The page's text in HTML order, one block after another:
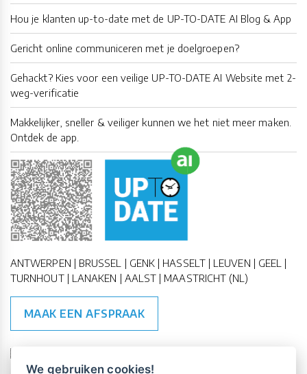
Hou je klanten up-to-date met de UP-TO-DATE AI Blog & App
Gericht online communiceren met je doelgroepen?
Gehackt? Kies voor een veilige UP-TO-DATE AI Website met 2-
weg-verificatie
Makkelijker, sneller & veiliger kunnen we het niet meer maken.
Ontdek de app.
ANTWERPEN | BRUSSEL | GENK | HASSELT | LEUVEN | GEEL |
TURNHOUT | LANAKEN | AALST | MAASTRICHT (NL)
MAAK EEN AFSPRAAK
🇪🇺 🇧🇪
We gebruiken cookies!